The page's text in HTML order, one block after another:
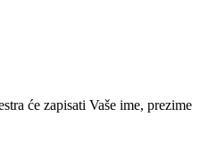
će zapisati Vaše ime, prezime